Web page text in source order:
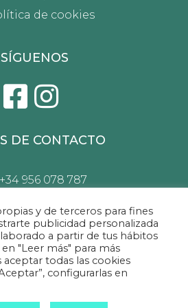
de cookies
SÍGUENOS
DE CONTACTO
+34 956 078 787
de 10:00 a 14.00 y 17:00 a
21:00
y de terceros para fines
publicidad personalizada
a partir de tus hábitos
"Leer más" para más
todas las cookies
configurarlas en